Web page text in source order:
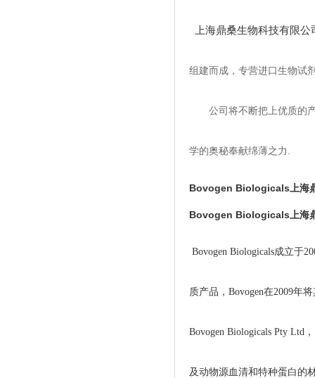
上海鼎桑生物科技有限公
组建而成，专营进口生物试
公司将不断把上优质的
学的奥秘奉献绵薄之力.
Bovogen Biologicals上海
Bovogen Biologicals上海
Bovogen Biologicals成立于
质产品，Bovogen在2009年
Bovogen Biologicals Pty Ltd
及动物源血清和特种蛋白的